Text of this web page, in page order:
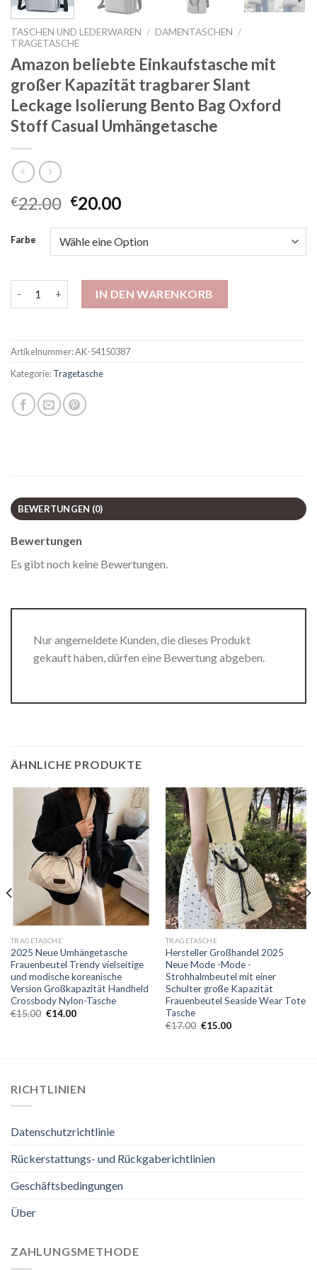
TASCHEN UND LEDERWAREN / DAMENTASCHEN /
TRAGETASCHE
Amazon beliebte Einkaufstasche mit
großer Kapazität tragbarer Slant
Leckage Isolierung Bento Bag Oxford
Stoff Casual Umhängetasche
€22.00 €20.00
Farbe
IN DEN WARENKORB
Artikelnummer:AK-54150387
Kategorie:Tragetasche
BEWERTUNGEN (0)
Bewertungen
Es gibt noch keine Bewertungen.
Nur angemeldete Kunden, die dieses Produkt
gekauft haben, dürfen eine Bewertung abgeben.
ÄHNLICHE PRODUKTE
TRAGETASCHE
2025 Neue Umhängetasche
Frauenbeutel Trendy vielseitige
und modische koreanische
Version Großkapazität Handheld
Crossbody Nylon-Tasche
€15.00 €14.00
TRAGETASCHE
Hersteller Großhandel 2025
Neue Mode -Mode -
Strohhalmbeutel mit einer
Schulter große Kapazität
Frauenbeutel Seaside Wear Tote
Tasche
€17.00 €15.00
RICHTLINIEN
Datenschutzrichtlinie
Rückerstattungs- und Rückgaberichtlinien
Geschäftsbedingungen
Über
ZAHLUNGSMETHODE